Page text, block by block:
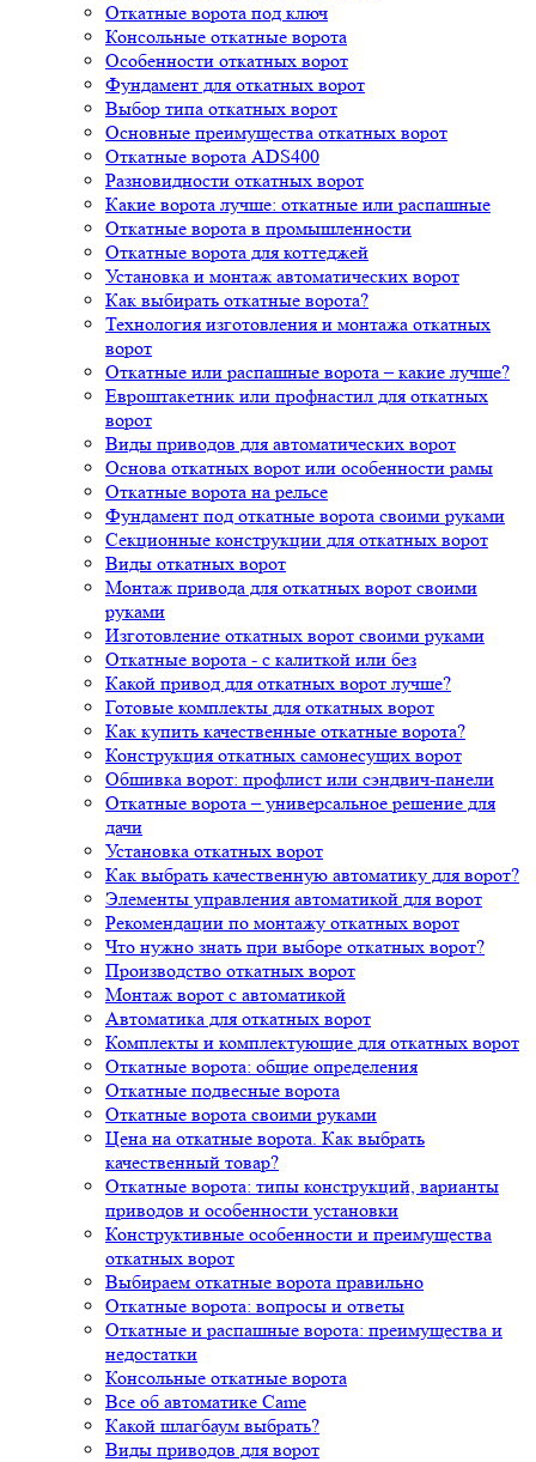
Откатные ворота под ключ
Консольные откатные ворота
Особенности откатных ворот
Фундамент для откатных ворот
Выбор типа откатных ворот
Основные преимущества откатных ворот
Откатные ворота ADS400
Разновидности откатных ворот
Какие ворота лучше: откатные или распашные
Откатные ворота в промышленности
Откатные ворота для коттеджей
Установка и монтаж автоматических ворот
Как выбирать откатные ворота?
Технология изготовления и монтажа откатных
ворот
Откатные или распашные ворота – какие лучше?
Евроштакетник или профнастил для откатных
ворот
Виды приводов для автоматических ворот
Основа откатных ворот или особенности рамы
Откатные ворота на рельсе
Фундамент под откатные ворота своими руками
Секционные конструкции для откатных ворот
Виды откатных ворот
Монтаж привода для откатных ворот своими
руками
Изготовление откатных ворот своими руками
Откатные ворота - с калиткой или без
Какой привод для откатных ворот лучше?
Готовые комплекты для откатных ворот
Как купить качественные откатные ворота?
Конструкция откатных самонесущих ворот
Обшивка ворот: профлист или сэндвич-панели
Откатные ворота – универсальное решение для
дачи
Установка откатных ворот
Как выбрать качественную автоматику для ворот?
Элементы управления автоматикой для ворот
Рекомендации по монтажу откатных ворот
Что нужно знать при выборе откатных ворот?
Производство откатных ворот
Монтаж ворот с автоматикой
Автоматика для откатных ворот
Комплекты и комплектующие для откатных ворот
Откатные ворота: общие определения
Откатные подвесные ворота
Откатные ворота своими руками
Цена на откатные ворота. Как выбрать
качественный товар?
Откатные ворота: типы конструкций, варианты
приводов и особенности установки
Конструктивные особенности и преимущества
откатных ворот
Выбираем откатные ворота правильно
Откатные ворота: вопросы и ответы
Откатные и распашные ворота: преимущества и
недостатки
Консольные откатные ворота
Все об автоматике Came
Какой шлагбаум выбрать?
Виды приводов для ворот